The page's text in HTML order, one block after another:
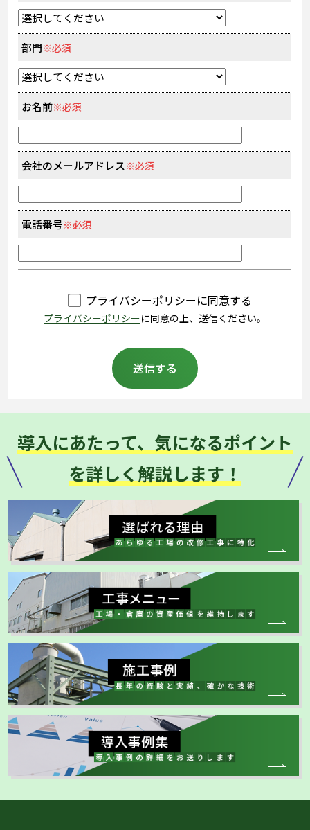
部門※必須
お名前※必須
会社のメールアドレス ※必須
電話番号※必須
プライバシーポリシーに同意する
プライバシーポリシーに同意の上、送信ください。
導入にあたって、気になるポイント
を詳しく解説します！